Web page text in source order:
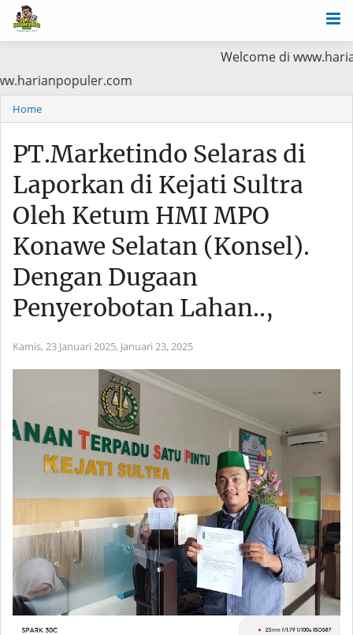
Welcome di
di www.harianpopuler.com
Home
PT.Marketindo Selaras di
Laporkan di Kejati Sultra
Oleh Ketum HMI MPO
Konawe Selatan (Konsel).
Dengan Dugaan
Penyerobotan Lahan..,
Kamis, 23 Januari 2025, Januari 23, 2025